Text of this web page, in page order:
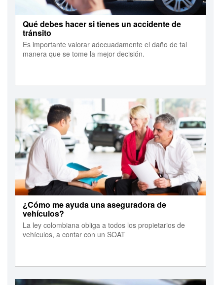
Qué debes hacer si tienes un accidente de
tránsito
Es importante valorar adecuadamente el daño de tal
manera que se tome la mejor decisión.
¿Cómo me ayuda una aseguradora de
vehículos?
La ley colombiana obliga a todos los propietarios de
vehículos, a contar con un SOAT